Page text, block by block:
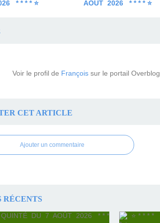
* * * * ⭐ AOÛT 2026 * * * * ⭐
Voir le profil de François sur le portail Overblog
CET ARTICLE
Ajouter un commentaire
RÉCENTS